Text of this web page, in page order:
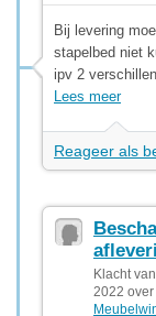
Bij levering
stapelbed niet
ipv 2
Lees meer
Reageer als
Klacht
2022 over